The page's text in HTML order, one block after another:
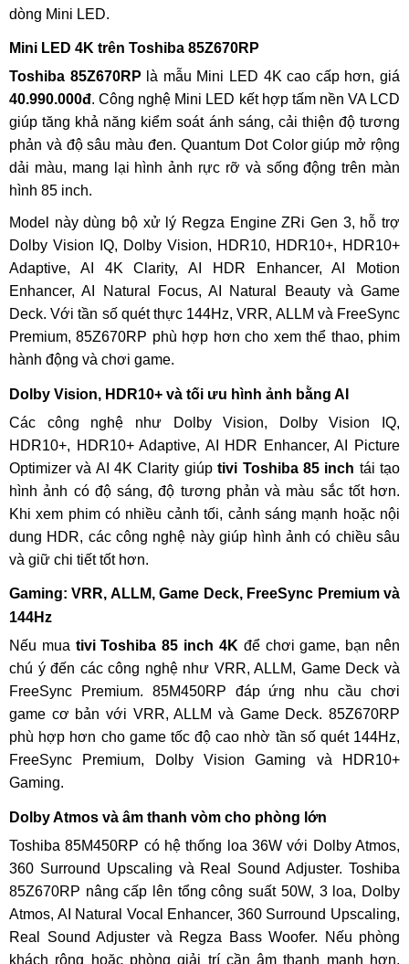
dòng Mini LED.
Mini LED 4K trên Toshiba 85Z670RP
Toshiba 85Z670RP là mẫu Mini LED 4K cao cấp hơn, giá
40.990.000đ. Công nghệ Mini LED kết hợp tấm nền VA LCD
giúp tăng khả năng kiểm soát ánh sáng, cải thiện độ tương
phản và độ sâu màu đen. Quantum Dot Color giúp mở rộng
dải màu, mang lại hình ảnh rực rỡ và sống động trên màn
hình 85 inch.
Model này dùng bộ xử lý Regza Engine ZRi Gen 3, hỗ trợ
Dolby Vision IQ, Dolby Vision, HDR10, HDR10+, HDR10+
Adaptive, AI 4K Clarity, AI HDR Enhancer, AI Motion
Enhancer, AI Natural Focus, AI Natural Beauty và Game
Deck. Với tần số quét thực 144Hz, VRR, ALLM và FreeSync
Premium, 85Z670RP phù hợp hơn cho xem thể thao, phim
hành động và chơi game.
Dolby Vision, HDR10+ và tối ưu hình ảnh bằng AI
Các công nghệ như Dolby Vision, Dolby Vision IQ,
HDR10+, HDR10+ Adaptive, AI HDR Enhancer, AI Picture
Optimizer và AI 4K Clarity giúptivi Toshiba 85 inch tái tạo
hình ảnh có độ sáng, độ tương phản và màu sắc tốt hơn.
Khi xem phim có nhiều cảnh tối, cảnh sáng mạnh hoặc nội
dung HDR, các công nghệ này giúp hình ảnh có chiều sâu
và giữ chi tiết tốt hơn.
Gaming: VRR, ALLM, Game Deck, FreeSync Premium và
144Hz
Nếu mua tivi Toshiba 85 inch 4K để chơi game, bạn nên
chú ý đến các công nghệ như VRR, ALLM, Game Deck và
FreeSync Premium. 85M450RP đáp ứng nhu cầu chơi
game cơ bản với VRR, ALLM và Game Deck. 85Z670RP
phù hợp hơn cho game tốc độ cao nhờ tần số quét 144Hz,
FreeSync Premium, Dolby Vision Gaming và HDR10+
Gaming.
Dolby Atmos và âm thanh vòm cho phòng lớn
Toshiba 85M450RP có hệ thống loa 36W với Dolby Atmos,
360 Surround Upscaling và Real Sound Adjuster. Toshiba
85Z670RP nâng cấp lên tổng công suất 50W, 3 loa, Dolby
Atmos, AI Natural Vocal Enhancer, 360 Surround Upscaling,
Real Sound Adjuster và Regza Bass Woofer. Nếu phòng
khách rộng hoặc phòng giải trí cần âm thanh mạnh hơn,